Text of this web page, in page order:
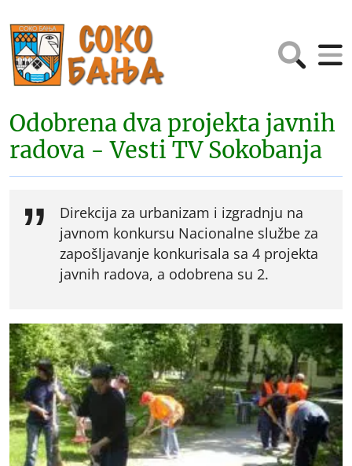
Odobrena dva projekta javnih
radova - Vesti TV Sokobanja
Direkcija za urbanizam i izgradnju na
javnom konkursu Nacionalne službe za
zapošljavanje konkurisala sa 4 projekta
javnih radova, a odobrena su 2.